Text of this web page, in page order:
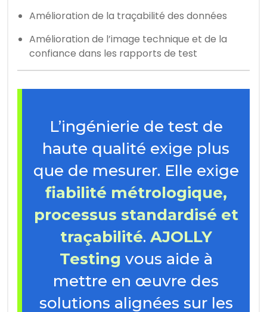
Amélioration de la traçabilité des données
Amélioration de l’image technique et de la
confiance dans les rapports de test
L’ingénierie de test de
haute qualité exige plus
que de mesurer. Elle exige
fiabilité métrologique,
processus standardisé et
traçabilité. AJOLLY
Testing vous aide à
mettre en œuvre des
solutions alignées sur les